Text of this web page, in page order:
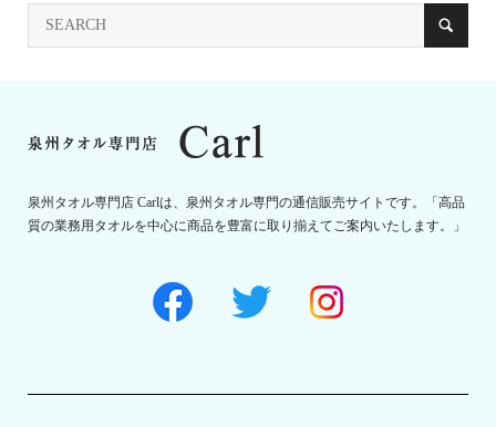
泉州タオル専門店 Carlは、泉州タオル専門の通信販売サイトです。「高品
質の業務用タオルを中心に商品を豊富に取り揃えてご案内いたします。」